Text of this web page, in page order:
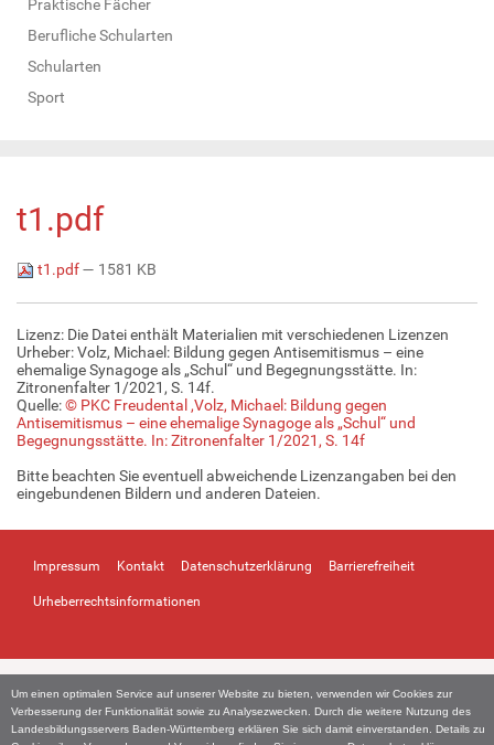
Um einen optimalen Service auf unserer Website zu bieten, verwenden wir Cookies zur
Verbesserung der Funktionalität sowie zu Analysezwecken. Durch die weitere Nutzung des
Landesbildungsservers Baden-Württemberg erklären Sie sich damit einverstanden. Details zu
Praktische Fächer
Berufliche Schularten
Schularten
Sport
t1.pdf
t1.pdf— 1581 KB
Lizenz: Die Datei enthält Materialien mit verschiedenen Lizenzen
Urheber: Volz, Michael: Bildung gegen Antisemitismus – eine
ehemalige Synagoge als „Schul“ und Begegnungsstätte. In:
Zitronenfalter 1/2021, S. 14f.
Quelle:© PKC Freudental ,Volz, Michael: Bildung gegen
Antisemitismus – eine ehemalige Synagoge als „Schul“ und
Begegnungsstätte. In: Zitronenfalter 1/2021, S. 14f
Bitte beachten Sie eventuell abweichende Lizenzangaben bei den
eingebundenen Bildern und anderen Dateien.
Impressum Kontakt Datenschutzerklärung Barrierefreiheit
Urheberrechtsinformationen